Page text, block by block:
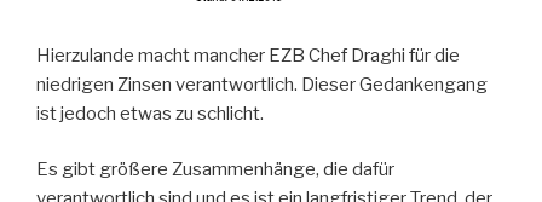
Hierzulande macht mancher EZB Chef Draghi für die
niedrigen Zinsen verantwortlich. Dieser Gedankengang
ist jedoch etwas zu schlicht.
Es gibt größere Zusammenhänge, die dafür